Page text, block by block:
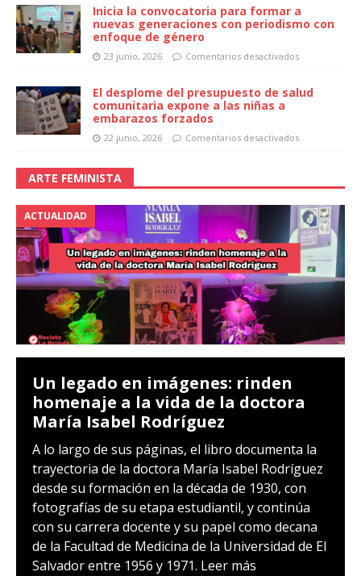
Inicia la convocatoria para formar a
nuevas generaciones con periodismo con
enfoque de género
23 junio, 2026 Comentarios desactivados
El desplome del presupuesto de salud
comunitaria expone a las niñas a
embarazos forzados
22 junio, 2026 Comentarios desactivados
ARTE FEMINISTA
ACTUALIDAD
Un legado en imágenes: rinden
homenaje a la vida de la doctora
María Isabel Rodríguez
A lo largo de sus páginas, el libro documenta la
trayectoria de la doctora María Isabel Rodríguez
desde su formación en la década de 1930, con
fotografías de su etapa estudiantil, y continúa
con su carrera docente y su papel como decana
de la Facultad de Medicina de la Universidad de El
Salvador entre 1956 y 1971. Leer más